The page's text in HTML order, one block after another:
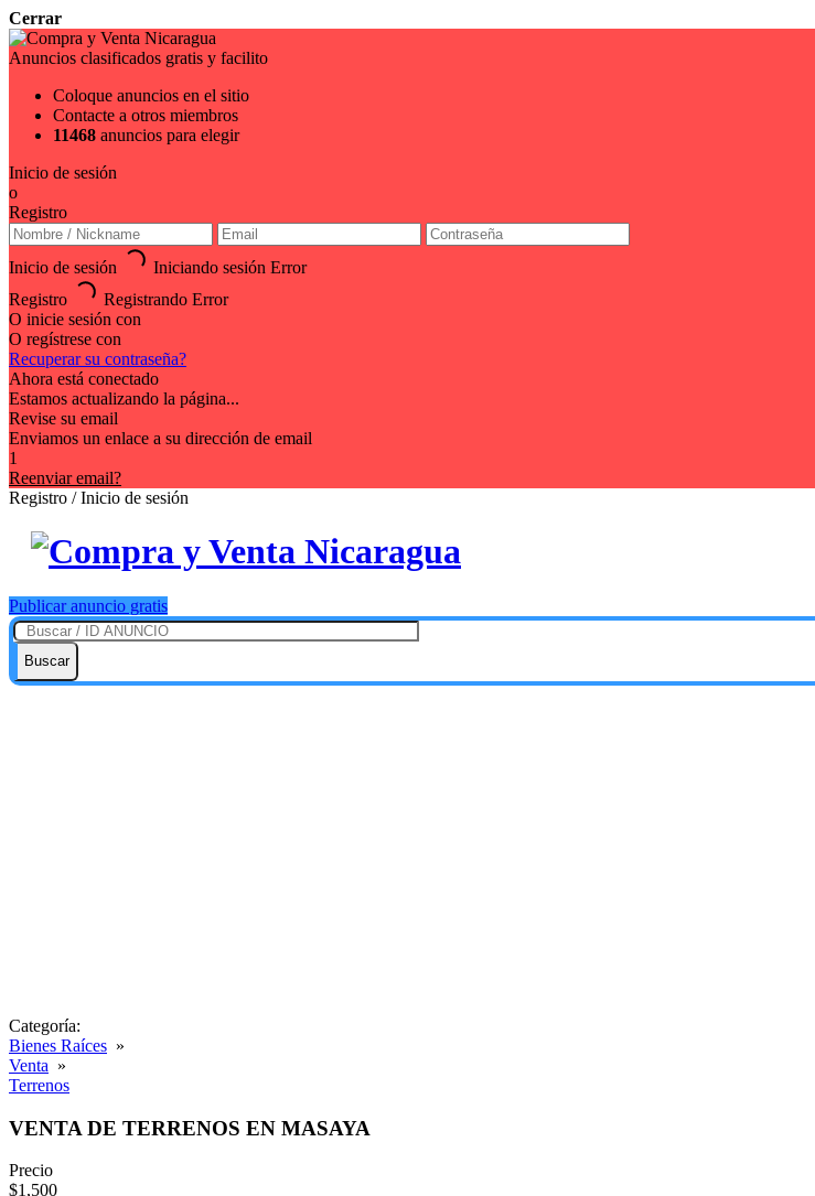
Cerrar
Anuncios clasificados gratis y facilito
Coloque anuncios en el sitio
Contacte a otros miembros
11468 anuncios para elegir
Inicio de sesión
o
Registro
Inicio de sesión Iniciando sesión Error
Registro
Registrando Error
O inicie sesión con
O regístrese con
Recuperar su contraseña?
Ahora está conectado
Estamos actualizando la página...
Revise su email
Enviamos un enlace a su dirección de email
1
Reenviar email?
Registro / Inicio de sesión
Publicar anuncio gratis
Buscar
Categoría:
Bienes Raíces »
Venta »
Terrenos
VENTA DE TERRENOS EN MASAYA
Precio
$1,500